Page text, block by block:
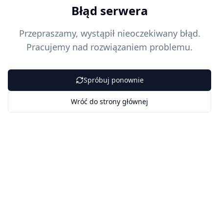
Błąd serwera
Przepraszamy, wystąpił nieoczekiwany błąd.
Pracujemy nad rozwiązaniem problemu.
Spróbuj ponownie
Wróć do strony głównej